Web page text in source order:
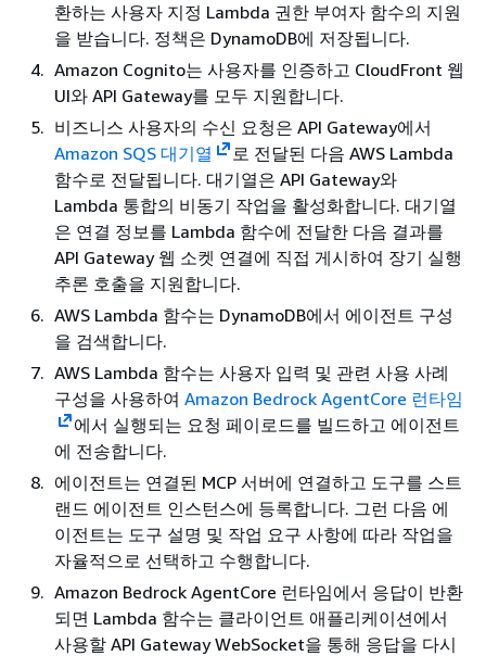
환하는 사용자 지정 Lambda 권한 부여자 함수의 지원
을 받습니다. 정책은 DynamoDB에 저장됩니다.
Amazon Cognito는 사용자를 인증하고 CloudFront 웹
UI와 API Gateway를 모두 지원합니다.
비즈니스 사용자의 수신 요청은 API Gateway에서
Amazon SQS 대기열
로 전달된 다음 AWS Lambda
함수로 전달됩니다. 대기열은 API Gateway와
Lambda 통합의 비동기 작업을 활성화합니다. 대기열
은 연결 정보를 Lambda 함수에 전달한 다음 결과를
API Gateway 웹 소켓 연결에 직접 게시하여 장기 실행
추론 호출을 지원합니다.
AWS Lambda 함수는 DynamoDB에서 에이전트 구성
을 검색합니다.
AWS Lambda 함수는 사용자 입력 및 관련 사용 사례
구성을 사용하여 Amazon Bedrock AgentCore 런타임
에서 실행되는 요청 페이로드를 빌드하고 에이전트
에 전송합니다.
에이전트는 연결된 MCP 서버에 연결하고 도구를 스트
랜드 에이전트 인스턴스에 등록합니다. 그런 다음 에
이전트는 도구 설명 및 작업 요구 사항에 따라 작업을
자율적으로 선택하고 수행합니다.
Amazon Bedrock AgentCore 런타임에서 응답이 반환
되면 Lambda 함수는 클라이언트 애플리케이션에서
사용할 API Gateway WebSocket을 통해 응답을 다시